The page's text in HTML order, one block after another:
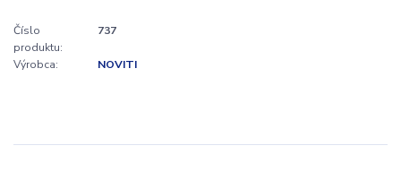
Číslo
produktu:
737
Výrobca: NOVITI